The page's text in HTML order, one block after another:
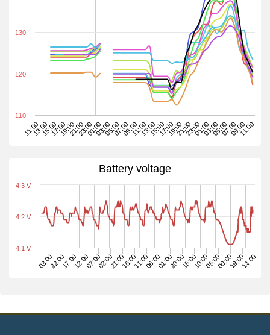
11:0013:0015:0017:0019:0021:0023:0001:0003:0005:0007:0009:0011:0013:0015:0017:0019:0021:0023:0001:0003:0005:0007:0009:0011:00
110
120
130
Battery voltage
12:00
03:0022:0017:00 07:0002:0021:0016:0011:0006:0001:0020:0015:0010:0005:0000:0019:0014:00
4.1 V
4.2 V
4.3 V